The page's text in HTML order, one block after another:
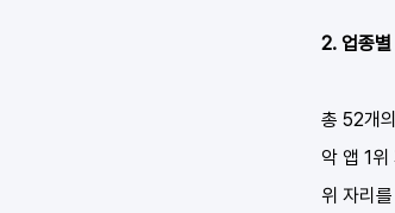
2. 업종별
총 52개
악 앱 1
위 자리